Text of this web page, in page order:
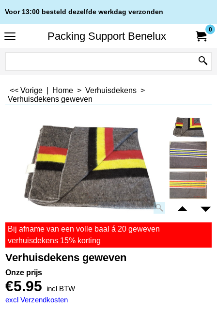
Voor 13:00 besteld dezelfde werkdag verzonden
Packing Support Benelux
0
<< Vorige Home > Verhuisdekens >
Verhuisdekens geweven
Bij afname van een volle baal á 20 geweven
verhuisdekens 15% korting
Verhuisdekens geweven
Onze prijs
€5.95
incl BTW
excl Verzendkosten